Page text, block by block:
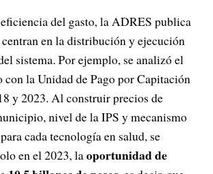
del gasto, la ADRES publica
en la distribución y ejecución
sistema. Por ejemplo, se analizó el
con la Unidad de Pago por Capitación
y 2023. Al construir precios de
nivel de la IPS y mecanismo
cada tecnología en salud, se
en el 2023, laoportunidad de